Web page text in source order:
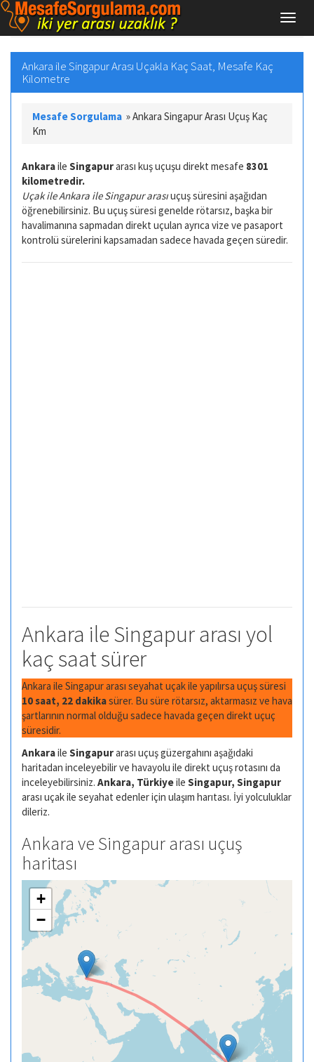
Ankara ile Singapur Arası Uçakla Kaç Saat, Mesafe Kaç
Kilometre
Mesafe Sorgulama »Ankara Singapur Arası Uçuş Kaç
Km
Ankaraile Singapurarası kuş uçuşu direkt mesafe 8301
kilometredir.
Uçak ile Ankara ile Singapur arasıuçuş süresini aşağıdan
öğrenebilirsiniz. Bu uçuş süresi genelde rötarsız, başka bir
havalimanına sapmadan direkt uçulan ayrıca vize ve pasaport
kontrolü sürelerini kapsamadan sadece havada geçen süredir.
Ankara ile Singapur arası yol
kaç saat sürer
Ankara ile Singapur arası seyahat uçak ile yapılırsa uçuş süresi
10 saat, 22 dakikasürer. Bu süre rötarsız, aktarmasız ve hava
şartlarının normal olduğu sadece havada geçen direkt uçuç
süresidir.
Ankaraile Singapurarası uçuş güzergahını aşağıdaki
haritadan inceleyebilir ve havayolu ile direkt uçuş rotasını da
inceleyebilirsiniz. Ankara, Türkiyeile Singapur, Singapur
arası uçak ile seyahat edenler için ulaşım harıtası. İyi yolculuklar
dileriz.
Ankara ve Singapur arası uçuş
haritası
+
−